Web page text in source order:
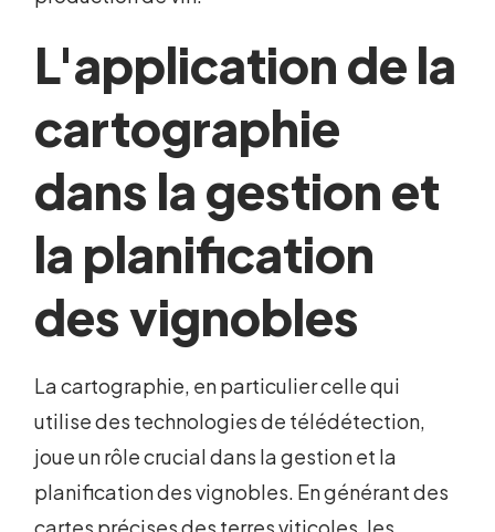
L'application de la
cartographie
dans la gestion et
la planification
des vignobles
La cartographie, en particulier celle qui
utilise des technologies de télédétection,
joue un rôle crucial dans la gestion et la
planification des vignobles. En générant des